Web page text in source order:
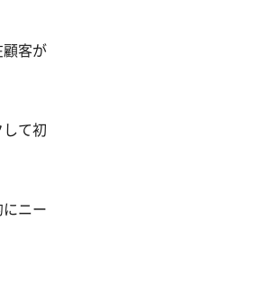
客が
て初
ニー